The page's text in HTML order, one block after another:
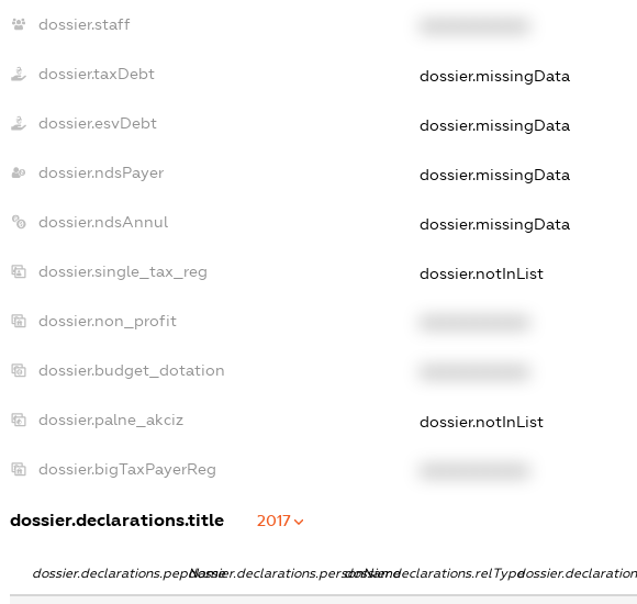
dossier.staff
dossier.taxDebt dossier.missingData
dossier.esvDebt dossier.missingData
dossier.ndsPayer dossier.missingData
dossier.ndsAnnul dossier.missingData
dossier.single_tax_reg dossier.notInList
dossier.non_profit
dossier.budget_dotation
dossier.palne_akciz dossier.notInList
dossier.bigTaxPayerReg
dossier.declarations.title 2017
dossier.declarations.pepNamedossier.declarations.personNamedossier.declarations.relType